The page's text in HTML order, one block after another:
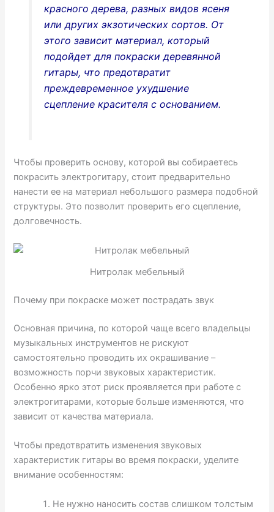
красного дерева, разных видов ясеня
или других экзотических сортов. От
этого зависит материал, который
подойдет для покраски деревянной
гитары, что предотвратит
преждевременное ухудшение
сцепление красителя с основанием.
Чтобы проверить основу, которой вы собираетесь
покрасить электрогитару, стоит предварительно
нанести ее на материал небольшого размера подобной
структуры. Это позволит проверить его сцепление,
долговечность.
Нитролак мебельный
Почему при покраске может пострадать звук
Основная причина, по которой чаще всего владельцы
музыкальных инструментов не рискуют
самостоятельно проводить их окрашивание –
возможность порчи звуковых характеристик.
Особенно ярко этот риск проявляется при работе с
электрогитарами, которые больше изменяются, что
зависит от качества материала.
Чтобы предотвратить изменения звуковых
характеристик гитары во время покраски, уделите
внимание особенностям:
Не нужно наносить состав слишком толстым